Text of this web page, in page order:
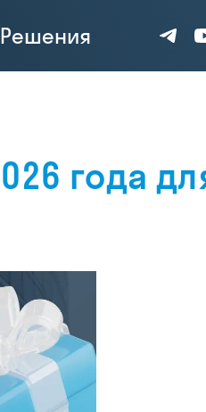
Решения
года